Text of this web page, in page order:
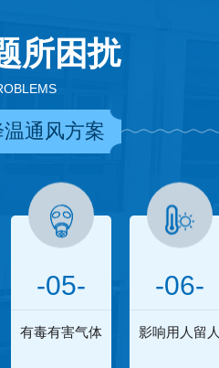
所困扰
通风方案
-05-
有毒有害气体
-06-
影响用人留人